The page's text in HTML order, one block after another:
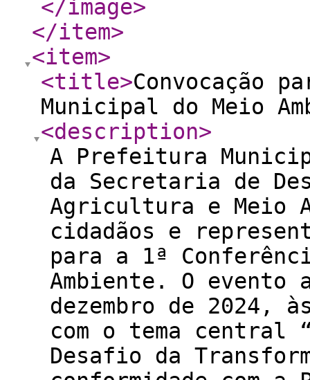
</image>
</item>
<item>
<title>Convocação
Municipal do Meio
<description>
A Prefeitura
da Secretaria de
Agricultura e Meio
cidadãos e
para a 1ª
Ambiente. O evento
dezembro de 2024,
com o tema central
Desafio da